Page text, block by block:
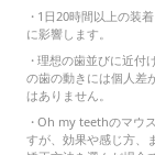
・ 1日20時間以上の装
に影響します。
・理想の歯並びに近付
の歯の動きには個人差
はありません。
・Oh my teethのマウ
すが、効果や感じ方、